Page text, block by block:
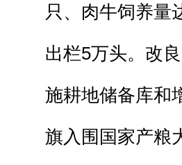
只、肉牛饲养量
出栏5万头。改
施耕地储备库和
旗入围国家产粮